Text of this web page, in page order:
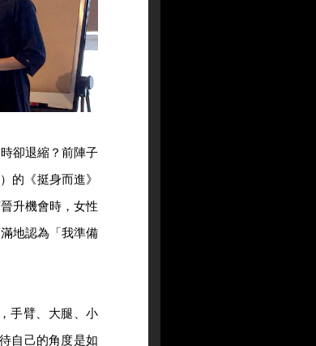
卻退縮？前陣子
的《挺身而進》
升機會時，女性
地認為「我準備
手臂、大腿、小
自己的角度是如